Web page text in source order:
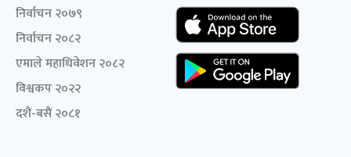
निर्वाचन २०७९
निर्वाचन २०८२
एमाले महाधिवेशन २०८२
विश्वकप २०२२
दशैं-बसैं २०८१